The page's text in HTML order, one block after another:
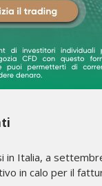
in Italia, a
in calo per il